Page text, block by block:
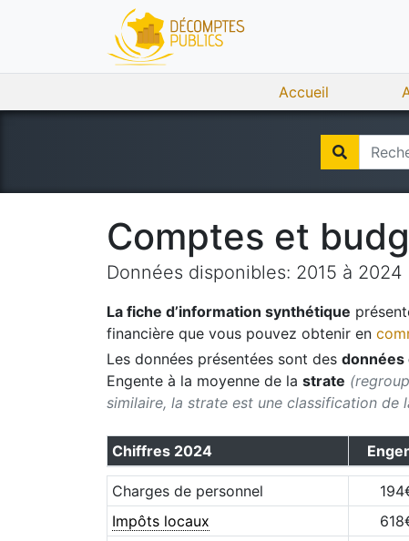
Accueil
Comptes et
Données disponibles: 2015 à 2024
La fiche d’information synthétique
financière que vous pouvez obtenir en
Les données présentées sont des données
Engente à la moyenne de la strate
similaire, la strate est une classification de
Chiffres 2024
Charges de personnel 194
Impôts locaux
618